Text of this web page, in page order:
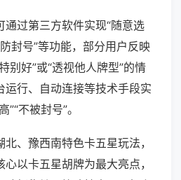
过第三方软件实现“随意选
封号”等功能，部分用户反映
别好”或“透视他人牌型”的情
运行、自动连接等技术手段实
不被封号”。
、豫西南特色卡五星玩法，
以卡五星胡牌为最大亮点，